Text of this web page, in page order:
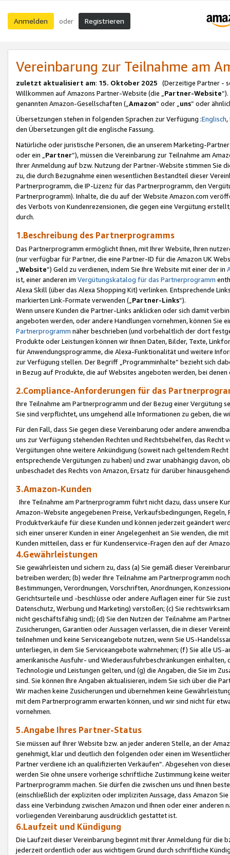
Anmelden oder Registrieren
Vereinbarung zur Teilnahme am
zuletzt aktualisiert am: 15. Oktober 2025 (Derzeitige Partner -
Willkommen auf Amazons Partner-Website (die „Partner-Website
genannten Amazon-Gesellschaften („Amazon“ oder „uns“ oder
Übersetzungen stehen in folgenden Sprachen zur Verfügung :Englisch,
den Übersetzungen gilt die englische Fassung.
Natürliche oder juristische Personen, die an unserem Marketing-
oder ein „Partner“), müssen die Vereinbarung zur Teilnahme am
Ihrer Anmeldung auf bzw. Nutzung der Partner-Website stimmen Sie
zu, die durch Bezugnahme einen wesentlichen Bestandteil dieser
Partnerprogramm, die IP-Lizenz für das Partnerprogramm, den
Partnerprogramm). Inhalte, die du auf der Website Amazon.com
des Verbots von Kundenrezensionen, die gegen eine Vergütung
durch.
1.Beschreibung des Partnerprogramms
Das Partnerprogramm ermöglicht Ihnen, mit Ihrer Website, Ihren
(nur verfügbar für Partner, die eine Partner-ID für die Amazon UK
Website“) Geld zu verdienen, indem Sie Ihre Website mit einer der in
ist, einer anderen im Vergütungskatalog für das Partnerprogramm
Alexa Skill (über das Alexa Shopping Kit) verlinken. Entsprechende
markierten Link-Formate verwenden („ Partner-Links“).
Wenn unsere Kunden die Partner-Links anklicken oder sich damit
angeboten werden, oder andere Handlungen vornehmen, können Sie
Partnerprogramm näher beschrieben (und vorbehaltlich der dort
Produkte oder Leistungen können wir Ihnen Daten, Bilder, Texte,
für Anwendungsprogramme, die Alexa-Funktionalität und weitere
zur Verfügung stellen. Der Begriff „Programminhalte“ bezieht sich
in Bezug auf Produkte, die auf Websites angeboten werden, bei
2.Compliance-Anforderungen für das
Ihre Teilnahme am Partnerprogramm und der Bezug einer Vergütung
Sie sind verpflichtet, uns umgehend alle Informationen zu geben, die
Für den Fall, dass Sie gegen diese Vereinbarung oder andere
uns zur Verfügung stehenden Rechten und Rechtsbehelfen, das
Vergütungen ohne weitere Ankündigung (soweit nach geltendem
entsprechende Vergütungen zu haben) und zwar unabhängig davon,
unbeschadet des Rechts von Amazon, Ersatz für darüber
3.Amazon-Kunden
Ihre Teilnahme am Partnerprogramm führt nicht dazu, dass unsere
Amazon-Website angegebenen Preise, Verkaufsbedingungen,
Produktverkäufe für diese Kunden und können jederzeit geändert
sich einer unserer Kunden in einer Angelegenheit an Sie wenden, die
Kunden mitteilen, dass er für Kundenservice-Fragen den auf der
4.Gewährleistungen
Sie gewährleisten und sichern zu, dass (a) Sie gemäß dieser
betreiben werden; (b) weder Ihre Teilnahme am Partnerprogramm
Bestimmungen, Verordnungen, Vorschriften, Anordnungen,
Gerichtsurteile und -beschlüsse oder andere Auflagen einer für Sie
Datenschutz, Werbung und Marketing) verstoßen; (c) Sie
nicht geschäftsfähig sind); (d) Sie den Nutzen der Teilnahme am
Zusicherungen, Garantien oder Aussagen verlassen, die in dieser
teilnehmen und keine Serviceangebote nutzen, wenn Sie US-
unterliegen, in dem Sie Serviceangebote wahrnehmen; (f) Sie alle
amerikanische Ausfuhr- und Wiederausfuhrbeschränkungen
Technologie und Leistungen gelten, und (g) die Angaben, die Sie im
sind. Sie können Ihre Angaben aktualisieren, indem Sie sich über die
Wir machen keine Zusicherungen und übernehmen keine
mit dem Partnerprogramm erwarten können, und wir sind nicht für
vornehmen.
5.Angabe Ihres Partner-Status
Sie müssen auf Ihrer Website bzw. an jeder anderen Stelle, an der
genehmigt, klar und deutlich den folgenden oder einen im
Partner verdiene ich an qualifizierten Verkäufen“. Abgesehen von
werden Sie ohne unsere vorherige schriftliche Zustimmung keine
Partnerprogramm machen. Sie dürfen die zwischen uns und Ihnen
(einschließlich der expliziten oder impliziten Aussage, dass Amazon
dass eine Verbindung zwischen Amazon und Ihnen oder einer
vorliegenden Vereinbarung ausdrücklich gestattet ist.
6.Laufzeit und Kündigung
Die Laufzeit dieser Vereinbarung beginnt mit Ihrer Anmeldung für die
jederzeit ordentlich oder aus wichtigem Grund durch schriftliche